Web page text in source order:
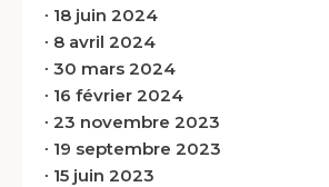
∙ 18 juin 2024
∙ 8 avril 2024
∙ 30 mars 2024
∙ 16 février 2024
∙ 23 novembre 2023
∙ 19 septembre 2023
∙ 15 juin 2023